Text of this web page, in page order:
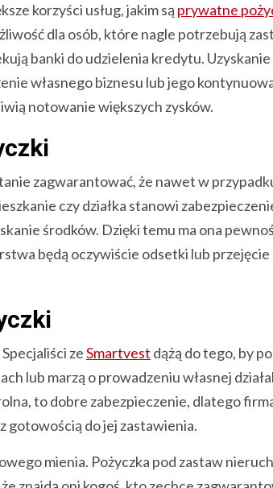
korzyści usług, jakim są prywatne
dla osób, które nagle potrzebują
banki do udzielenia kredytu. Uzyskanie
własnego biznesu lub jego
notowanie większych zysków.
zagwarantować, że nawet w
czy działka stanowi
środków. Dzięki temu ma ona
będą oczywiście odsetki lub przejęcie
zeSmartvest dążą do tego, by
lub marzą o prowadzeniu własnej
to dobre zabezpieczenie, dlatego
gotowością do jej zastawienia.
mienia. Pożyczka pod zastaw